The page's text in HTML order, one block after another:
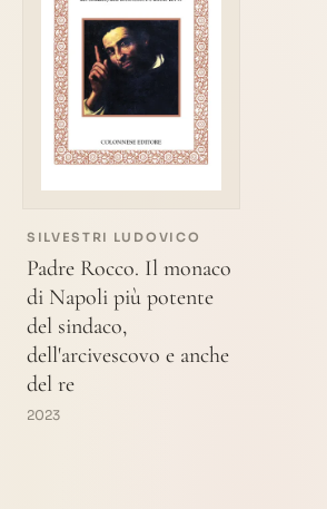
SILVESTRI LUDOVICO
Padre Rocco. Il monaco
di Napoli più potente
del sindaco,
dell'arcivescovo e anche
del re
2023